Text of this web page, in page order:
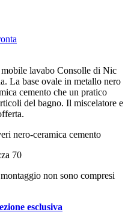
lavabo Consolle di Nic
La base ovale in metallo nero
cemento che un pratico
del bagno. Il miscelatore e
nero-ceramica cemento
70
non sono compresi
esclusiva